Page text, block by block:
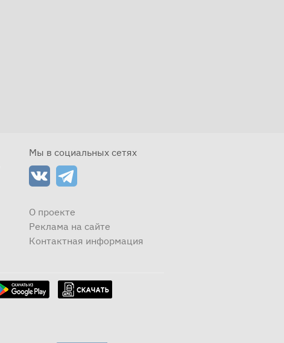
Мы в социальных сетях
О проекте
Реклама на сайте
Контактная информация